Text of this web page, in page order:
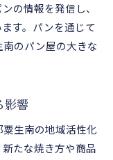
の情報を発信し、
す。パンを通じて
のパン屋の大きな
影響
生南の地域活性化
たな焼き方や商品